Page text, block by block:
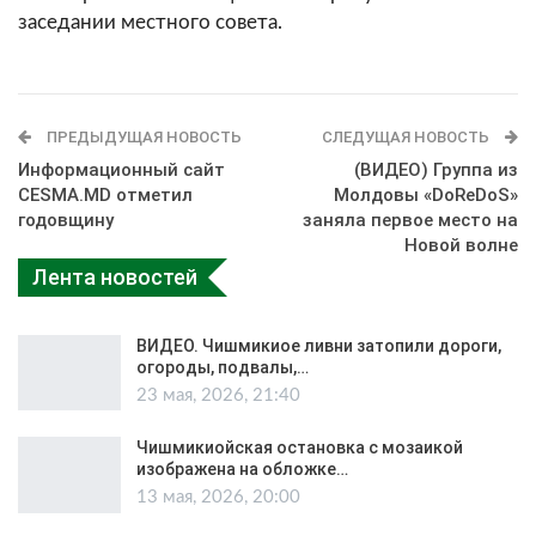
заседании местного совета.
ПРЕДЫДУЩАЯ НОВОСТЬ
Информационный сайт
CESMA.MD отметил
годовщину
СЛЕДУЩАЯ НОВОСТЬ
(ВИДЕО) Группа из
Молдовы «DoReDoS»
заняла первое место на
Новой волне
Лента новостей
ВИДЕО. Чишмикиое ливни затопили дороги,
огороды, подвалы,…
23 мая, 2026, 21:40
Чишмикиойская остановка с мозаикой
изображена на обложке…
13 мая, 2026, 20:00